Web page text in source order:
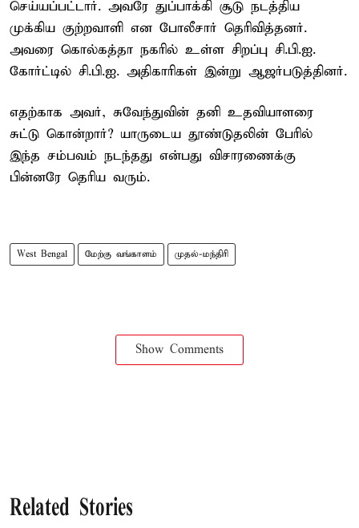
செய்யப்பட்டார். அவரே துப்பாக்கி சூடு நடத்திய
முக்கிய குற்றவாளி என போலீசார் தெரிவித்தனர்.
அவரை கொல்கத்தா நகரில் உள்ள சிறப்பு சி.பி.ஐ.
கோர்ட்டில் சி.பி.ஐ. அதிகாரிகள் இன்று ஆஜர்படுத்தினர்.
எதற்காக அவர், சுவேந்துவின் தனி உதவியாளரை
சுட்டு கொன்றார்? யாருடைய தூண்டுதலின் பேரில்
இந்த சம்பவம் நடந்தது என்பது விசாரணைக்கு
பின்னரே தெரிய வரும்.
West Bengal மேற்கு வங்காளம் முதல்-மந்திரி
Show Comments
Related Stories